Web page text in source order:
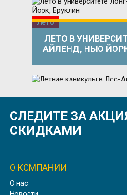
Лето
ЛЕТО В
АЙЛЕНД, НЬЮ
ЛЕТНИЕ
АНДЖЕЛЕСЕ
СЛЕДИТЕ ЗА
СКИДКАМИ
О КОМПАНИИ
О нас